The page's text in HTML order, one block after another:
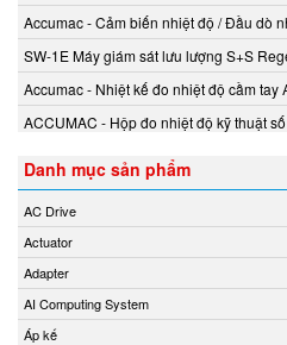
Bihl+wiedemann
Bihl+wiedemann Vietnam
Biuged Vietnam
BLH NOBEL
Bronkhorst
Brook Instrument Vietnam
Burkert
CanNeed
Celduc
Accumac - Cảm biến nhiệt độ / Đầu dò
SW-1E Máy giám sát lưu lượng S+S
Accumac - Nhiệt kế đo nhiệt độ cầm tay
ACCUMAC - Hộp đo nhiệt độ kỹ thuật
Danh mục sản phẩm
AC Drive
Actuator
Adapter
AI Computing System
Áp kế